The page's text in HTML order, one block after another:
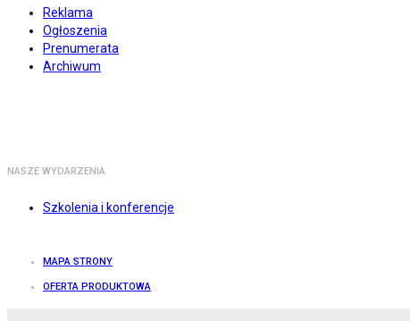
Reklama
Ogłoszenia
Prenumerata
Archiwum
NASZE WYDARZENIA
Szkolenia i konferencje
MAPA STRONY
OFERTA PRODUKTOWA